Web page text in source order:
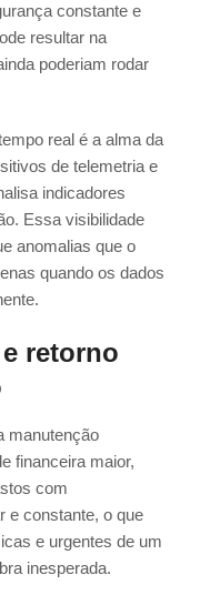
constante e
resultar na
poderiam rodar
real é a alma da
de telemetria e
indicadores
Essa visibilidade
anomalias que o
quando os dados
retorno
manutenção
financeira maior,
com
e constante, o que
e urgentes de um
inesperada.